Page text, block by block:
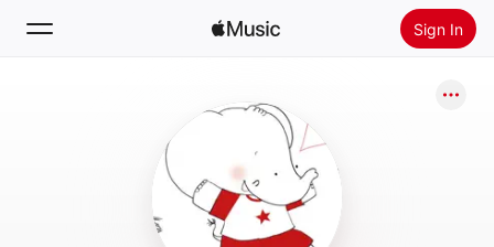
Sign In
Install Apple Music